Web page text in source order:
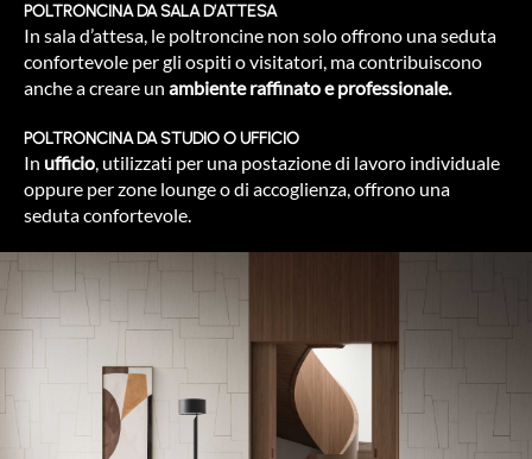
POLTRONCINA DA SALA D’ATTESA
In sala d’attesa, le poltroncine non solo offrono una seduta
confortevole per gli ospiti o visitatori, ma contribuiscono
anche a creare un ambiente raffinato e professionale.
POLTRONCINA DA STUDIO O UFFICIO
In ufficio, utilizzati per una postazione di lavoro individuale
oppure per zone lounge o di accoglienza, offrono una
seduta confortevole.